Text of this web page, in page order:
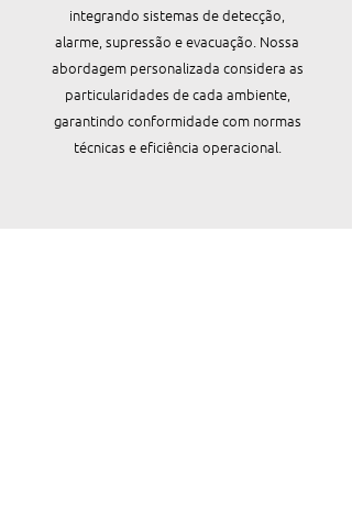
integrando sistemas de detecção,
alarme, supressão e evacuação. Nossa
abordagem personalizada considera as
particularidades de cada ambiente,
garantindo conformidade com normas
técnicas e eficiência operacional.